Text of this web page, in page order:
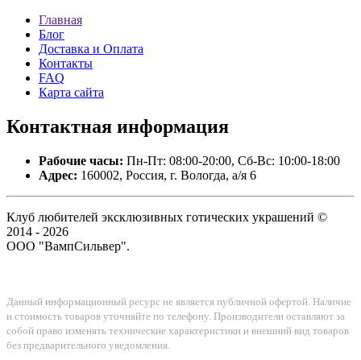
Главная
Блог
Доставка и Оплата
Контакты
FAQ
Карта сайта
Контактная информация
Рабочие часы: Пн-Пт: 08:00-20:00, Сб-Вс: 10:00-18:00
Адрес: 160002, Россия, г. Вологда, а/я 6
Клуб любителей эксклюзивных готических украшений ©
2014 - 2026
ООО "ВампСильвер".
Данный информационный ресурс не является публичной офертой. Наличие
и стоимость товаров уточняйте по телефону. Производители оставляют за
собой право изменять технические характеристики и внешний вид товаров
без предварительного уведомления.